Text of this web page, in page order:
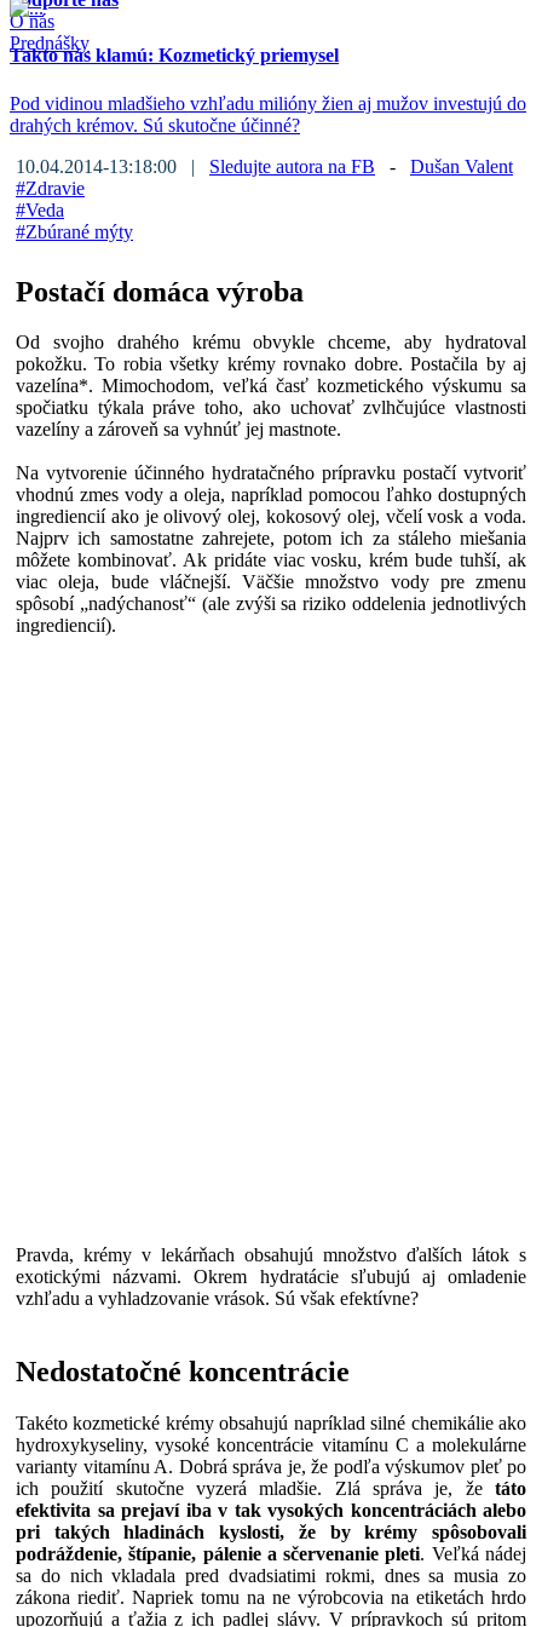
O nás
Prednášky
Takto nás klamú: Kozmetický priemysel
Pod vidinou mladšieho vzhľadu milióny žien aj mužov investujú do
drahých krémov. Sú skutočne účinné?
10.04.2014-13:18:00 | Sledujte autora na FB - Dušan Valent
#Zdravie
#Veda
#Zbúrané mýty
Postačí domáca výroba
Od svojho drahého krému obvykle chceme, aby hydratoval
pokožku. To robia všetky krémy rovnako dobre. Postačila by aj
vazelína*. Mimochodom, veľká časť kozmetického výskumu sa
spočiatku týkala práve toho, ako uchovať zvlhčujúce vlastnosti
vazelíny a zároveň sa vyhnúť jej mastnote.
Na vytvorenie účinného hydratačného prípravku postačí vytvoriť
vhodnú zmes vody a oleja, napríklad pomocou ľahko dostupných
ingrediencií ako je olivový olej, kokosový olej, včelí vosk a voda.
Najprv ich samostatne zahrejete, potom ich za stáleho miešania
môžete kombinovať. Ak pridáte viac vosku, krém bude tuhší, ak
viac oleja, bude vláčnejší. Väčšie množstvo vody pre zmenu
spôsobí „nadýchanosť“ (ale zvýši sa riziko oddelenia jednotlivých
ingrediencií).
Pravda, krémy v lekárňach obsahujú množstvo ďalších látok s
exotickými názvami. Okrem hydratácie sľubujú aj omladenie
vzhľadu a vyhladzovanie vrások. Sú však efektívne?
Nedostatočné koncentrácie
Takéto kozmetické krémy obsahujú napríklad silné chemikálie ako
hydroxykyseliny, vysoké koncentrácie vitamínu C a molekulárne
varianty vitamínu A. Dobrá správa je, že podľa výskumov pleť po
ich použití skutočne vyzerá mladšie. Zlá správa je, že táto
efektivita sa prejaví iba v tak vysokých koncentráciách alebo
pri takých hladinách kyslosti, že by krémy spôsobovali
podráždenie, štípanie, pálenie a sčervenanie pleti. Veľká nádej
sa do nich vkladala pred dvadsiatimi rokmi, dnes sa musia zo
zákona riediť. Napriek tomu na ne výrobcovia na etiketách hrdo
upozorňujú a ťažia z ich padlej slávy. V prípravkoch sú pritom